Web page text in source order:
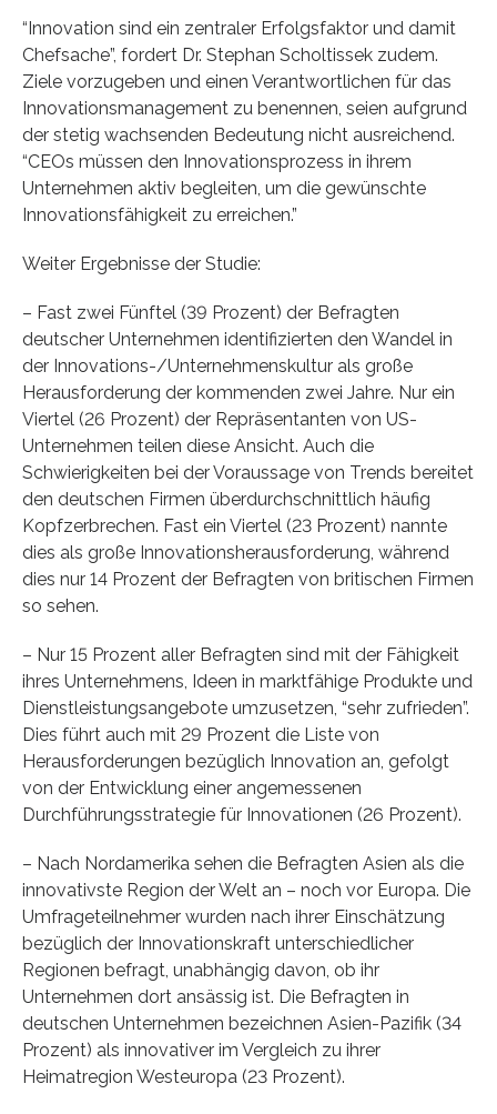
“Innovation sind ein zentraler Erfolgsfaktor und damit
Chefsache”, fordert Dr. Stephan Scholtissek zudem.
Ziele vorzugeben und einen Verantwortlichen für das
Innovationsmanagement zu benennen, seien aufgrund
der stetig wachsenden Bedeutung nicht ausreichend.
“CEOs müssen den Innovationsprozess in ihrem
Unternehmen aktiv begleiten, um die gewünschte
Innovationsfähigkeit zu erreichen.”
Weiter Ergebnisse der Studie:
– Fast zwei Fünftel (39 Prozent) der Befragten
deutscher Unternehmen identifizierten den Wandel in
der Innovations-/Unternehmenskultur als große
Herausforderung der kommenden zwei Jahre. Nur ein
Viertel (26 Prozent) der Repräsentanten von US-
Unternehmen teilen diese Ansicht. Auch die
Schwierigkeiten bei der Voraussage von Trends bereitet
den deutschen Firmen überdurchschnittlich häufig
Kopfzerbrechen. Fast ein Viertel (23 Prozent) nannte
dies als große Innovationsherausforderung, während
dies nur 14 Prozent der Befragten von britischen Firmen
so sehen.
– Nur 15 Prozent aller Befragten sind mit der Fähigkeit
ihres Unternehmens, Ideen in marktfähige Produkte und
Dienstleistungsangebote umzusetzen, “sehr zufrieden”.
Dies führt auch mit 29 Prozent die Liste von
Herausforderungen bezüglich Innovation an, gefolgt
von der Entwicklung einer angemessenen
Durchführungsstrategie für Innovationen (26 Prozent).
– Nach Nordamerika sehen die Befragten Asien als die
innovativste Region der Welt an – noch vor Europa. Die
Umfrageteilnehmer wurden nach ihrer Einschätzung
bezüglich der Innovationskraft unterschiedlicher
Regionen befragt, unabhängig davon, ob ihr
Unternehmen dort ansässig ist. Die Befragten in
deutschen Unternehmen bezeichnen Asien-Pazifik (34
Prozent) als innovativer im Vergleich zu ihrer
Heimatregion Westeuropa (23 Prozent).